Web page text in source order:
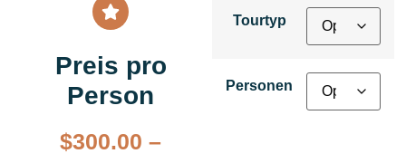
Preis pro
Person
$300.00 –
Tourtyp
Personen